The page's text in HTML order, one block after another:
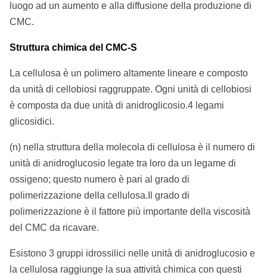
luogo ad un aumento e alla diffusione della produzione di
CMC.
Struttura chimica del CMC-S
La cellulosa è un polimero altamente lineare e composto
da unità di cellobiosi raggruppate. Ogni unità di cellobiosi
è composta da due unità di anidroglicosio.4 legami
glicosidici.
(n) nella struttura della molecola di cellulosa è il numero di
unità di anidroglucosio legate tra loro da un legame di
ossigeno; questo numero è pari al grado di
polimerizzazione della cellulosa.Il grado di
polimerizzazione è il fattore più importante della viscosità
del CMC da ricavare.
Esistono 3 gruppi idrossilici nelle unità di anidroglucosio e
la cellulosa raggiunge la sua attività chimica con questi